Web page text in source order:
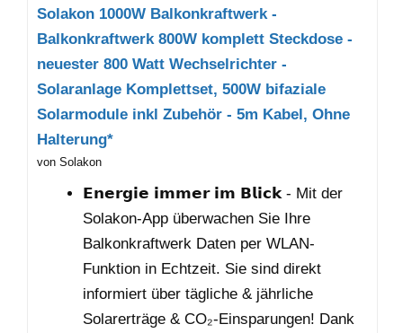
Solakon 1000W Balkonkraftwerk -
Balkonkraftwerk 800W komplett Steckdose -
neuester 800 Watt Wechselrichter -
Solaranlage Komplettset, 500W bifaziale
Solarmodule inkl Zubehör - 5m Kabel, Ohne
Halterung*
von Solakon
𝗘𝗻𝗲𝗿𝗴𝗶𝗲 𝗶𝗺𝗺𝗲𝗿 𝗶𝗺 𝗕𝗹𝗶𝗰𝗸 - Mit der
Solakon-App überwachen Sie Ihre
Balkonkraftwerk Daten per WLAN-
Funktion in Echtzeit. Sie sind direkt
informiert über tägliche & jährliche
Solarerträge & CO₂-Einsparungen! Dank